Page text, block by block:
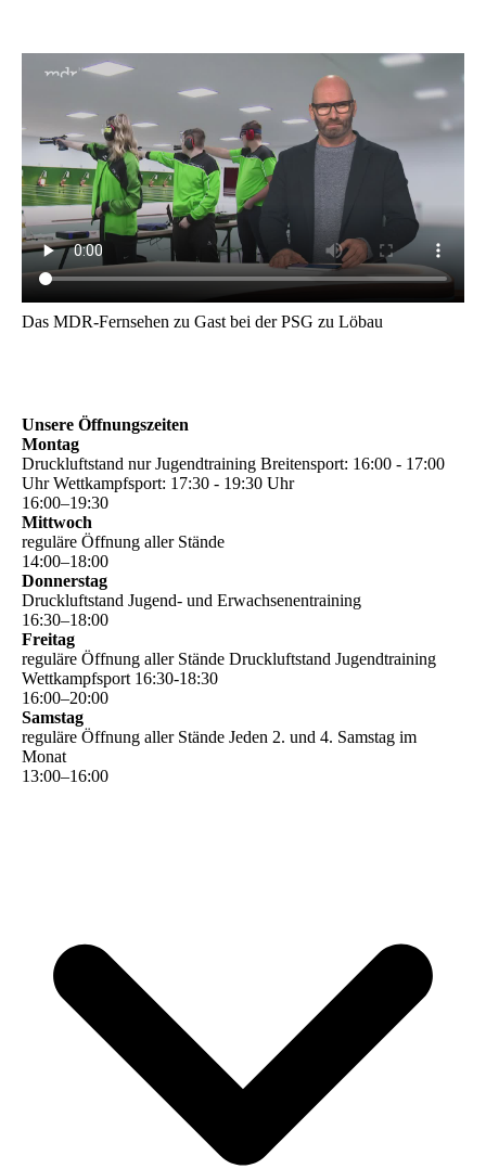
Das MDR-Fernsehen zu Gast bei der PSG zu Löbau
Unsere Öffnungszeiten
Montag
Druckluftstand nur Jugendtraining Breitensport: 16:00 - 17:00
Uhr Wettkampfsport: 17:30 - 19:30 Uhr
16:00–19:30
Mittwoch
reguläre Öffnung aller Stände
14:00–18:00
Donnerstag
Druckluftstand Jugend- und Erwachsenentraining
16:30–18:00
Freitag
reguläre Öffnung aller Stände Druckluftstand Jugendtraining
Wettkampfsport 16:30-18:30
16:00–20:00
Samstag
reguläre Öffnung aller Stände Jeden 2. und 4. Samstag im
Monat
13:00–16:00